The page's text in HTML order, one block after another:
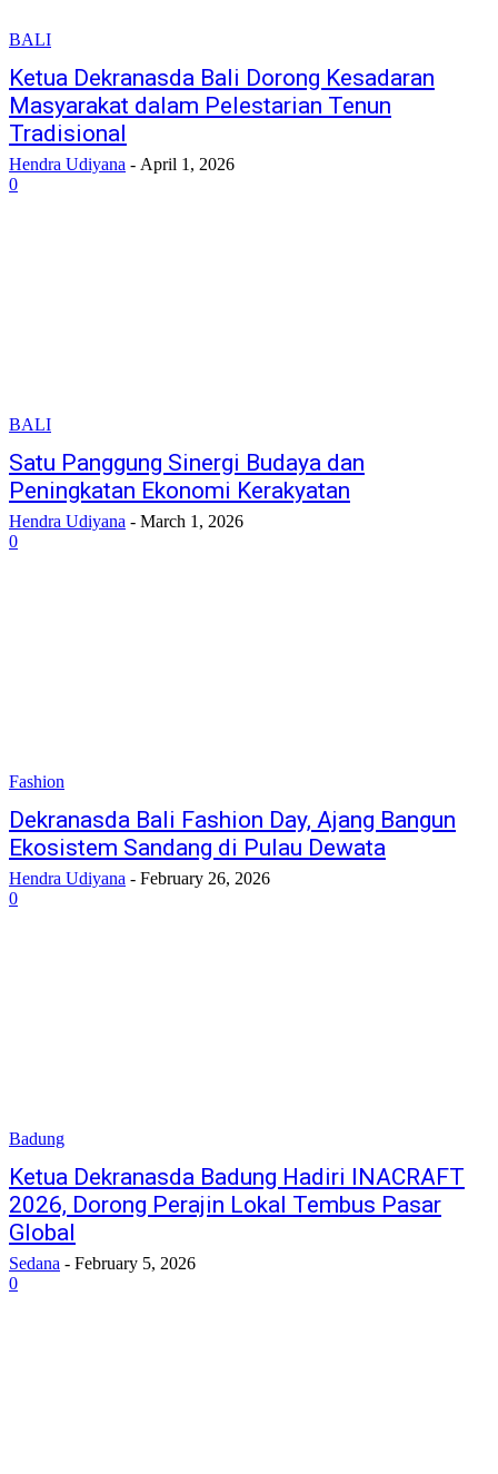
BALI
Ketua Dekranasda Bali Dorong Kesadaran
Masyarakat dalam Pelestarian Tenun
Tradisional
Hendra Udiyana - April 1, 2026
0
BALI
Satu Panggung Sinergi Budaya dan
Peningkatan Ekonomi Kerakyatan
Hendra Udiyana - March 1, 2026
0
Fashion
Dekranasda Bali Fashion Day, Ajang Bangun
Ekosistem Sandang di Pulau Dewata
Hendra Udiyana - February 26, 2026
0
Badung
Ketua Dekranasda Badung Hadiri INACRAFT
2026, Dorong Perajin Lokal Tembus Pasar
Global
Sedana - February 5, 2026
0